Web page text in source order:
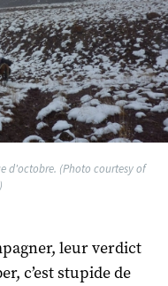
d'octobre. (Photo courtesy of
leur verdict
c’est stupide de